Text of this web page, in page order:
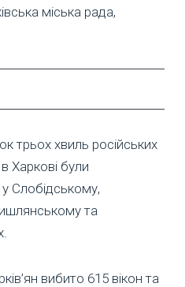
міська рада,
трьох хвиль російських
в Харкові були
Слобідському,
та
вибито 615 вікон та